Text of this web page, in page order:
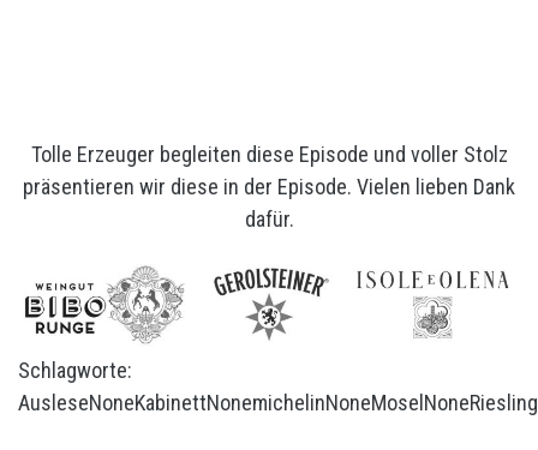
Tolle Erzeuger begleiten diese Episode und voller Stolz
präsentieren wir diese in der Episode. Vielen lieben Dank
dafür.
Schlagworte:
AusleseNoneKabinettNonemichelinNoneMosel NoneRiesling